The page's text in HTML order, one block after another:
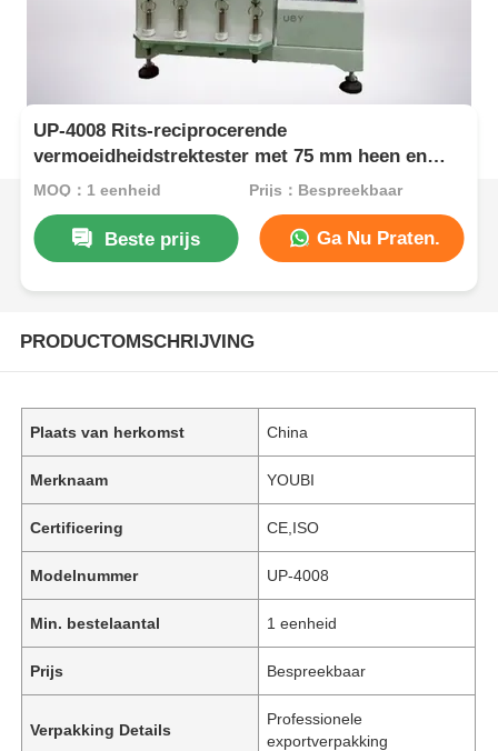
UP-4008 Rits-reciprocerende
vermoeidheidstrektester met 75 mm heen en
weer gaande slag en 0 ~ 500N
MOQ：1 eenheid Prijs：Bespreekbaar
Beste prijs Ga Nu Praten.
PRODUCTOMSCHRIJVING
Plaats van herkomst China
Merknaam YOUBI
Certificering CE,ISO
Modelnummer UP-4008
Min. bestelaantal 1 eenheid
Prijs Bespreekbaar
Verpakking Details
Professionele
exportverpakking